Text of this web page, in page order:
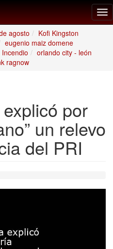
agosto
Kofi Kingston
eugenio maiz domene
Incendio
orlando city - león
ragnow
por
un relevo
del PRI